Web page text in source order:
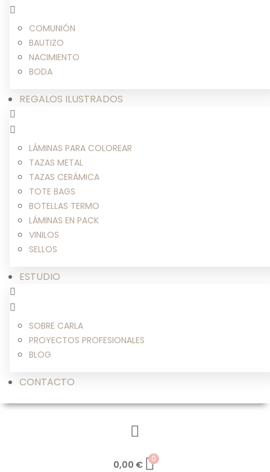
COMUNIÓN
BAUTIZO
NACIMIENTO
BODA
REGALOS ILUSTRADOS
LÁMINAS PARA COLOREAR
TAZAS METAL
TAZAS CERÁMICA
TOTE BAGS
BOTELLAS TERMO
LÁMINAS EN PACK
VINILOS
SELLOS
ESTUDIO
SOBRE CARLA
PROYECTOS PROFESIONALES
BLOG
CONTACTO
0,00 €
0